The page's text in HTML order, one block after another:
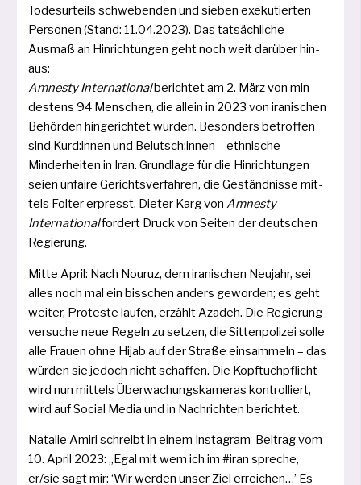
Todesurteils schwe­ben­den und sie­ben exe­ku­tier­ten
Personen (Stand: 11.04.2023). Das tat­säch­li­che
Ausmaß an Hinrichtungen geht noch weit dar­über hin­
aus:
Amnesty Internationalberich­tet am 2. März von min­
des­tens 94 Menschen, die allein in 2023 von ira­ni­schen
Behörden hin­ge­rich­tet wur­den. Besonders betrof­fen
sind Kurd:innen und Belutsch:innen – eth­ni­sche
Minderheiten in Iran. Grundlage für die Hinrichtungen
sei­en unfai­re Gerichtsverfahren, die Geständnisse mit­
tels Folter erpresst. Dieter Karg vonAmnesty
Internationalfor­dert Druck von Seiten der deut­schen
Regierung.
Mitte April: Nach Nouruz, dem ira­ni­schen Neujahr, sei
alles noch mal ein biss­chen anders gewor­den; es geht
wei­ter, Proteste lau­fen, erzählt Azadeh. Die Regierung
ver­su­che neue Regeln zu set­zen, die Sittenpolizei sol­le
alle Frauen ohne Hijab auf der Straße ein­sam­meln – das
wür­den sie jedoch nicht schaf­fen. Die Kopftuchpflicht
wird nun mit­tels Überwachungskameras kon­trol­liert,
wird auf Social Media und in Nachrichten berichtet.
Natalie Amiri schreibt in einem Instagram-Beitrag vom
10. April 2023: „Egal mit wem ich im #iran spre­che,
er/sie sagt mir: ‘Wir wer­den unser Ziel errei­chen…’ Es